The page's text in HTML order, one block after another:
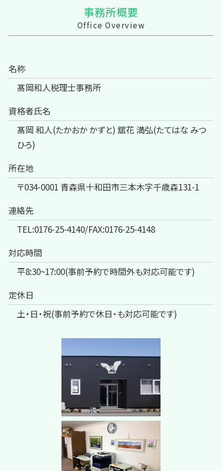
事務所概要
Office Overview
名称
髙岡和人税理士事務所
資格者氏名
髙岡 和人(たかおか かずと) 舘花 満弘(たてはな みつ
ひろ)
所在地
〒034-0001 青森県十和田市三本木字千歳森131-1
連絡先
TEL:0176-25-4140/FAX:0176-25-4148
対応時間
平8:30~17:00(事前予約で時間外も対応可能です)
定休日
土・日・祝(事前予約で休日・も対応可能です)